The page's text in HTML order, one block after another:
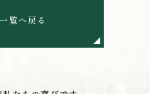
覧へ戻る